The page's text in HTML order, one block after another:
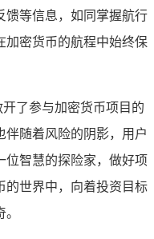
馈等信息，如同掌握航行
加密货币的航程中始终保
了参与加密货币项目的
伴随着风险的阴影，用户
位智慧的探险家，做好项
的世界中，向着投资目标